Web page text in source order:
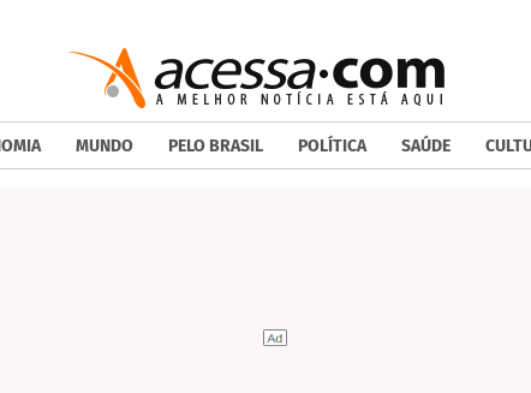
MUNDO PELO BRASIL POLÍTICA SAÚDE